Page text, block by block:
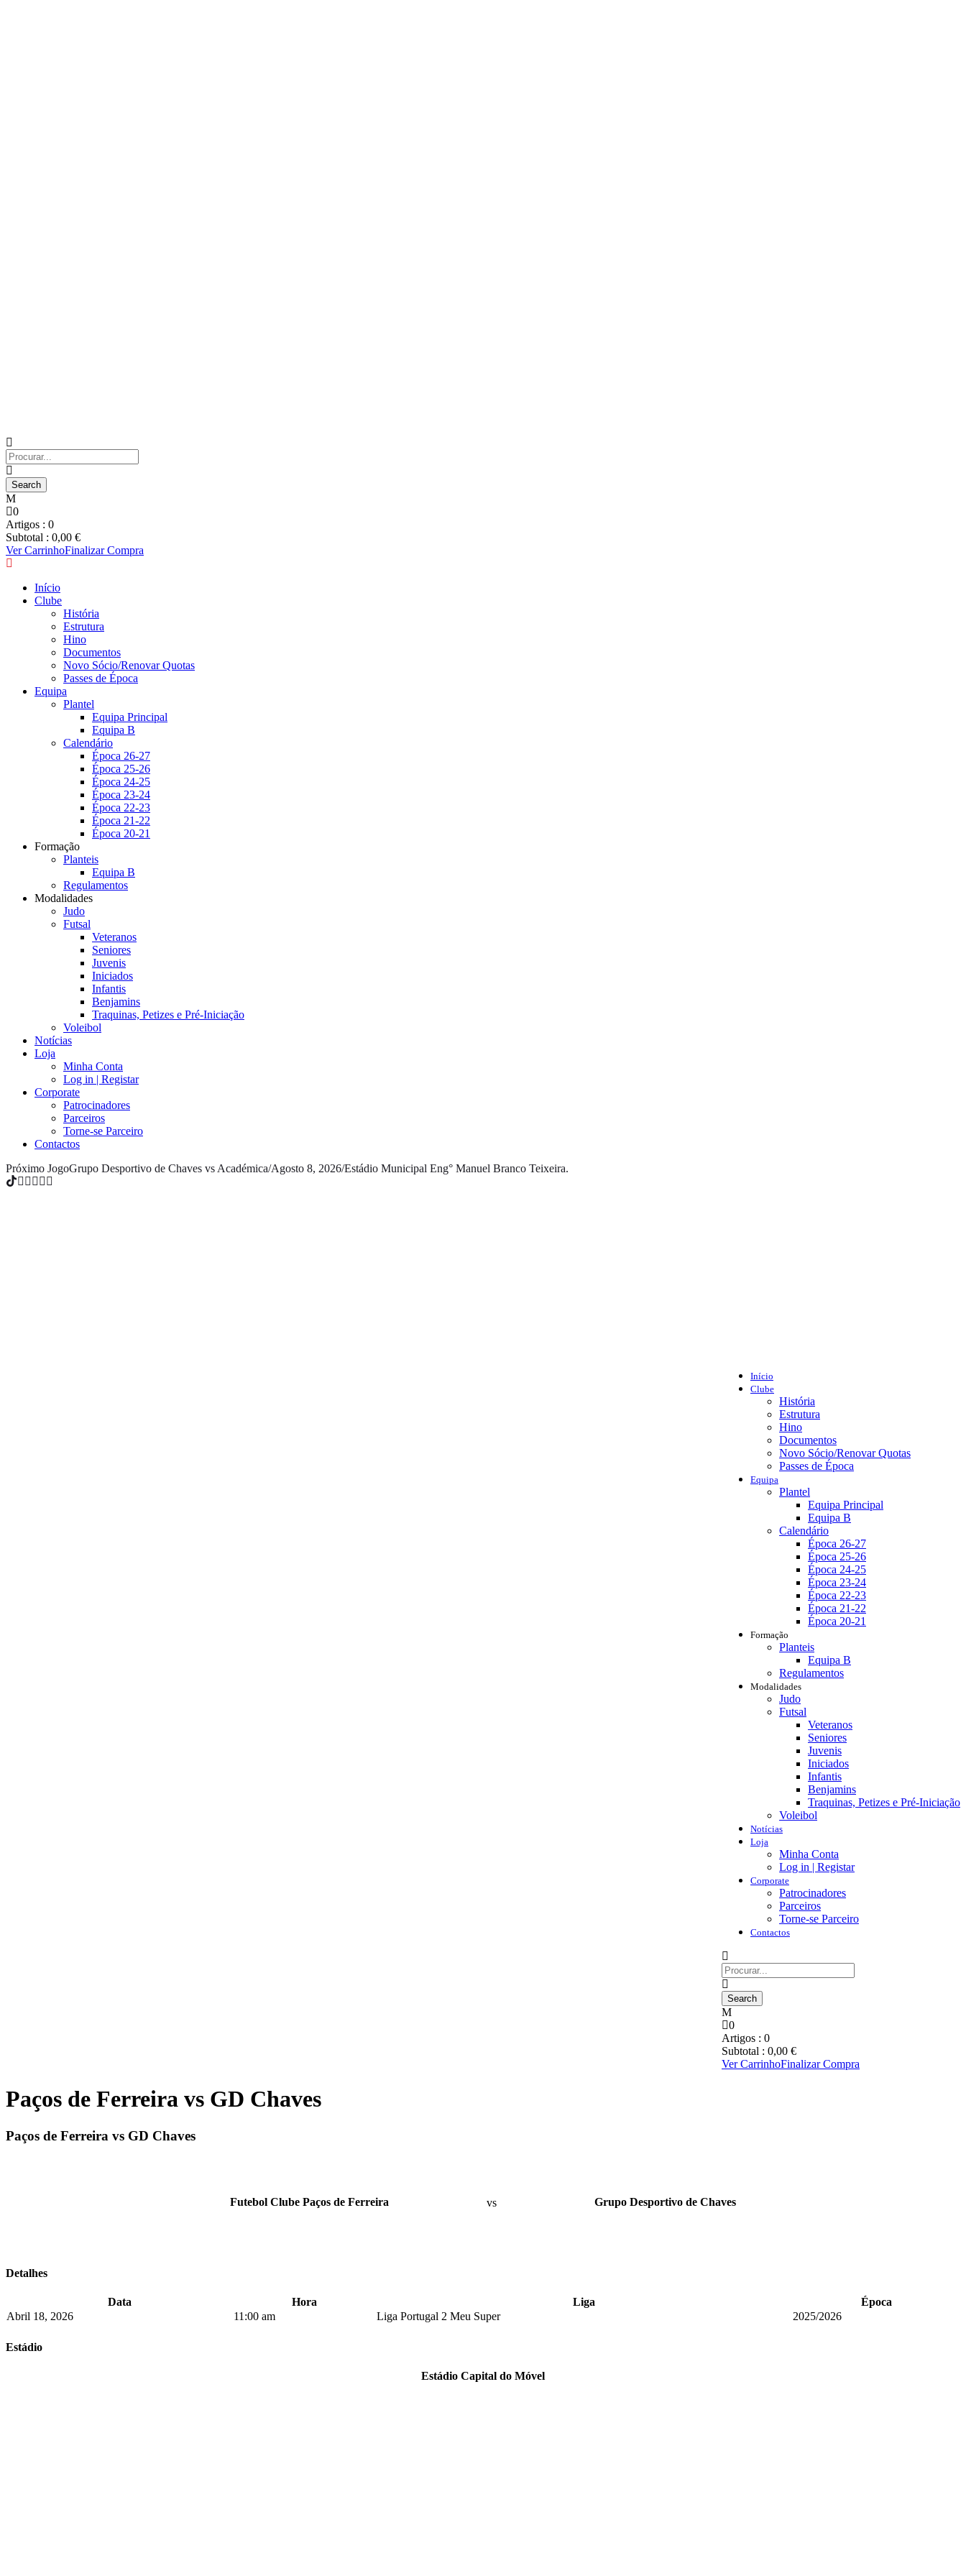
0
Artigos : 0
Subtotal : 0,00 €
Ver CarrinhoFinalizar Compra
Início
Clube
História
Estrutura
Hino
Documentos
Novo Sócio/Renovar Quotas
Passes de Época
Equipa
Plantel
Equipa Principal
Equipa B
Calendário
Época 26-27
Época 25-26
Época 24-25
Época 23-24
Época 22-23
Época 21-22
Época 20-21
Formação
Planteis
Equipa B
Regulamentos
Modalidades
Judo
Futsal
Veteranos
Seniores
Juvenis
Iniciados
Infantis
Benjamins
Traquinas, Petizes e Pré-Iniciação
Voleibol
Notícias
Loja
Minha Conta
Log in | Registar
Corporate
Patrocinadores
Parceiros
Torne-se Parceiro
Contactos
Próximo JogoGrupo Desportivo de Chaves vs Académica/Agosto 8, 2026/Estádio Municipal Eng° Manuel Branco Teixeira.
Início
Clube
História
Estrutura
Hino
Documentos
Novo Sócio/Renovar Quotas
Passes de Época
Equipa
Plantel
Equipa Principal
Equipa B
Calendário
Época 26-27
Época 25-26
Época 24-25
Época 23-24
Época 22-23
Época 21-22
Época 20-21
Formação
Planteis
Equipa B
Regulamentos
Modalidades
Judo
Futsal
Veteranos
Seniores
Juvenis
Iniciados
Infantis
Benjamins
Traquinas, Petizes e Pré-Iniciação
Voleibol
Notícias
Loja
Minha Conta
Log in | Registar
Corporate
Patrocinadores
Parceiros
Torne-se Parceiro
Contactos
0
Artigos : 0
Subtotal : 0,00 €
Ver CarrinhoFinalizar Compra
Paços de Ferreira vs GD Chaves
Paços de Ferreira vs GD Chaves
Futebol Clube Paços de Ferreira vs Grupo Desportivo de Chaves
Detalhes
Data Hora Liga
Época
Abril 18, 2026
11:00 am Liga Portugal 2 Meu Super 2025/2026
Estádio
Estádio Capital do Móvel